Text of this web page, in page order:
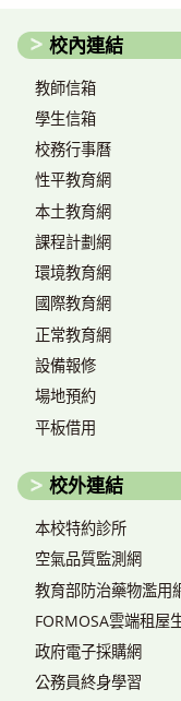
校內連結
教師信箱
學生信箱
校務行事曆
性平教育網
本土教育網
課程計劃網
環境教育網
國際教育網
正常教育網
設備報修
場地預約
平板借用
校外連結
本校特約診所
空氣品質監測網
教育部防治藥物濫用
FORMOSA雲端租屋
政府電子採購網
公務員終身學習